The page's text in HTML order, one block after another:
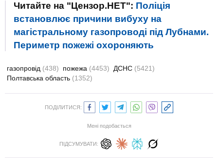
Читайте на "Цензор.НЕТ": Поліція
встановлює причини вибуху на
магістральному газопроводі під Лубнами.
Периметр пожежі охороняють
газопровід (438) пожежа (4453) ДСНС (5421)
Полтавська область (1352)
ПОДІЛИТИСЯ:
Мені подобається
ПІДСУМУВАТИ: